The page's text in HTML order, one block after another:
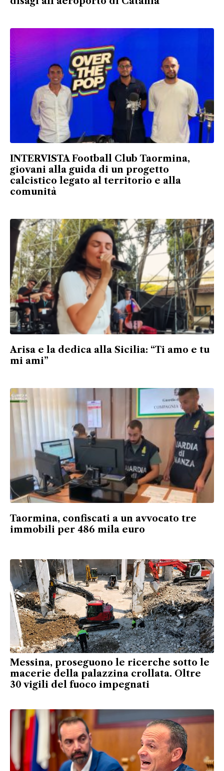
INTERVISTA Football Club Taormina,
giovani alla guida di un progetto
calcistico legato al territorio e alla
comunità
Arisa e la dedica alla Sicilia: “Ti amo e tu
mi ami”
Taormina, confiscati a un avvocato tre
immobili per 486 mila euro
Messina, proseguono le ricerche sotto le
macerie della palazzina crollata. Oltre
30 vigili del fuoco impegnati